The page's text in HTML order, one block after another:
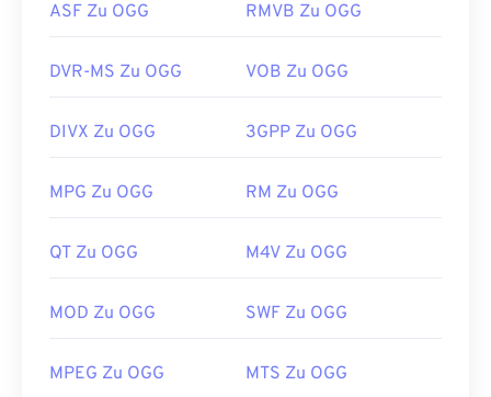
ASF Zu OGG RMVB Zu OGG
DVR-MS Zu OGG VOB Zu OGG
DIVX Zu OGG 3GPP Zu OGG
MPG Zu OGG RM Zu OGG
QT Zu OGG M4V Zu OGG
MOD Zu OGG SWF Zu OGG
MPEG Zu OGG MTS Zu OGG